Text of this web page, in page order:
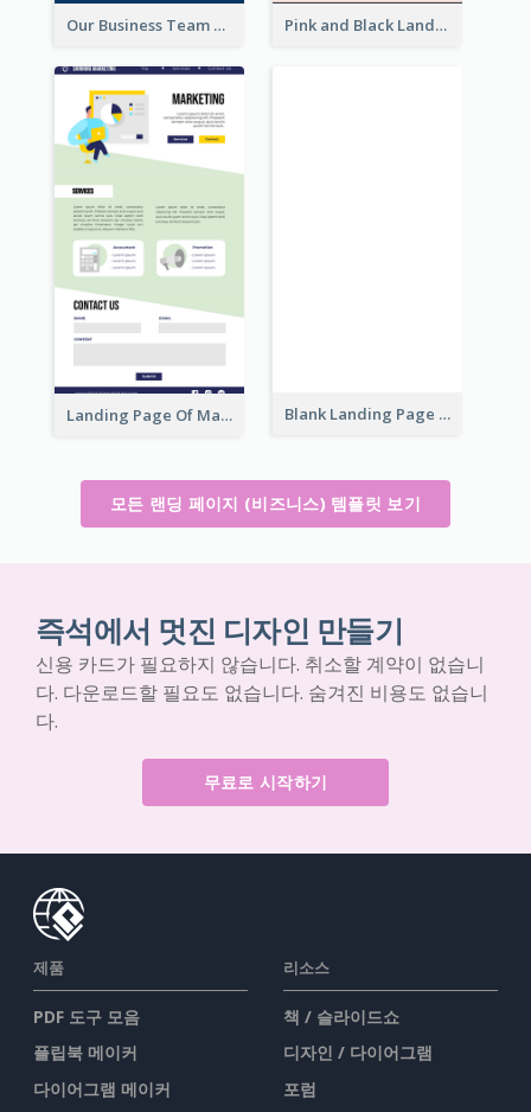
Our Business Team Landing Page Pink and Black Landing Page
Landing Page Of Marketing Company Blank Landing Page
모든 랜딩 페이지 (비즈니스) 템플릿 보기
즉석에서 멋진 디자인 만들기
신용 카드가 필요하지 않습니다. 취소할 계약이 없습니
다. 다운로드할 필요도 없습니다. 숨겨진 비용도 없습니
다.
무료로 시작하기
제품
PDF 도구 모음
플립북 메이커
다이어그램 메이커
리소스
책 / 슬라이드쇼
디자인 / 다이어그램
포럼